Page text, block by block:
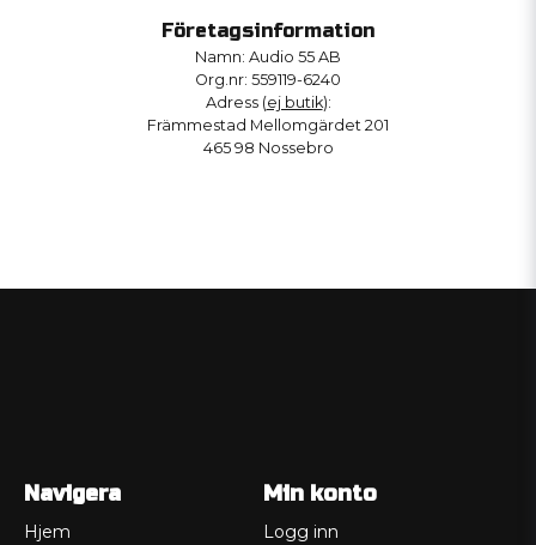
Företagsinformation
Namn: Audio 55 AB
Org.nr: 559119-6240
Adress (ej butik):
Främmestad Mellomgärdet 201
465 98 Nossebro
Navigera
Hjem
Min konto
Logg inn